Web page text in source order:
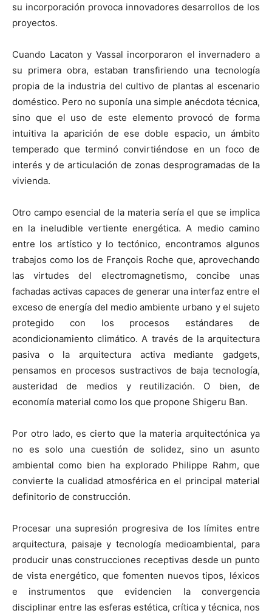
su incorporación provoca innovadores desarrollos de los
proyectos.
Cuando Lacaton y Vassal incorporaron el invernadero a
su primera obra, estaban transfiriendo una tecnología
propia de la industria del cultivo de plantas al escenario
doméstico. Pero no suponía una simple anécdota técnica,
sino que el uso de este elemento provocó de forma
intuitiva la aparición de ese doble espacio, un ámbito
temperado que terminó convirtiéndose en un foco de
interés y de articulación de zonas desprogramadas de la
vivienda.
Otro campo esencial de la materia sería el que se implica
en la ineludible vertiente energética. A medio camino
entre los artístico y lo tectónico, encontramos algunos
trabajos como los de François Roche que, aprovechando
las virtudes del electromagnetismo, concibe unas
fachadas activas capaces de generar una interfaz entre el
exceso de energía del medio ambiente urbano y el sujeto
protegido con los procesos estándares de
acondicionamiento climático. A través de la arquitectura
pasiva o la arquitectura activa mediante gadgets,
pensamos en procesos sustractivos de baja tecnología,
austeridad de medios y reutilización. O bien, de
economía material como los que propone Shigeru Ban.
Por otro lado, es cierto que la materia arquitectónica ya
no es solo una cuestión de solidez, sino un asunto
ambiental como bien ha explorado Philippe Rahm, que
convierte la cualidad atmosférica en el principal material
definitorio de construcción.
Procesar una supresión progresiva de los límites entre
arquitectura, paisaje y tecnología medioambiental, para
producir unas construcciones receptivas desde un punto
de vista energético, que fomenten nuevos tipos, léxicos
e instrumentos que evidencien la convergencia
disciplinar entre las esferas estética, crítica y técnica, nos